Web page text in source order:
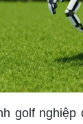
golf